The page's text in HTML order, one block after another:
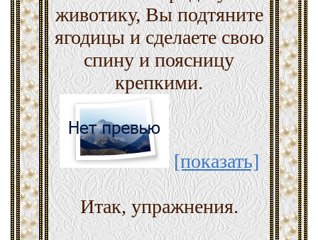
животику, Вы подтяните
ягодицы и сделаете свою
спину и поясницу
крепкими.
[показать]
Итак, упражнения.